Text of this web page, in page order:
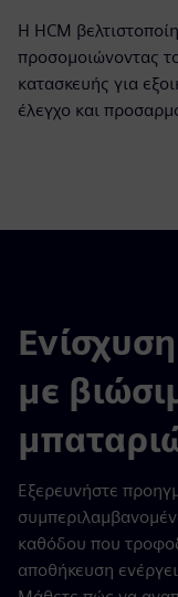
Η HCM
προσομοιώνοντας
κατασκευής για
έλεγχο και
με
Εξερευνήστε
καθόδου που
αποθήκευση